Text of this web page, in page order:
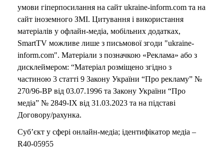
умови гіперпосилання на сайт ukraine-inform.com та на
сайт іноземного ЗМІ. Цитування і використання
матеріалів у офлайн-медіа, мобільних додатках,
SmartTV можливе лише з письмової згоди "ukraine-
inform.com". Матеріали з позначкою «Реклама» або з
дисклеймером: “Матеріал розміщено згідно з
частиною 3 статті 9 Закону України “Про рекламу” №
270/96-ВР від 03.07.1996 та Закону України “Про
медіа” № 2849-IX від 31.03.2023 та на підставі
Договору/рахунка.
Суб’єкт у сфері онлайн-медіа; ідентифікатор медіа –
R40-05955